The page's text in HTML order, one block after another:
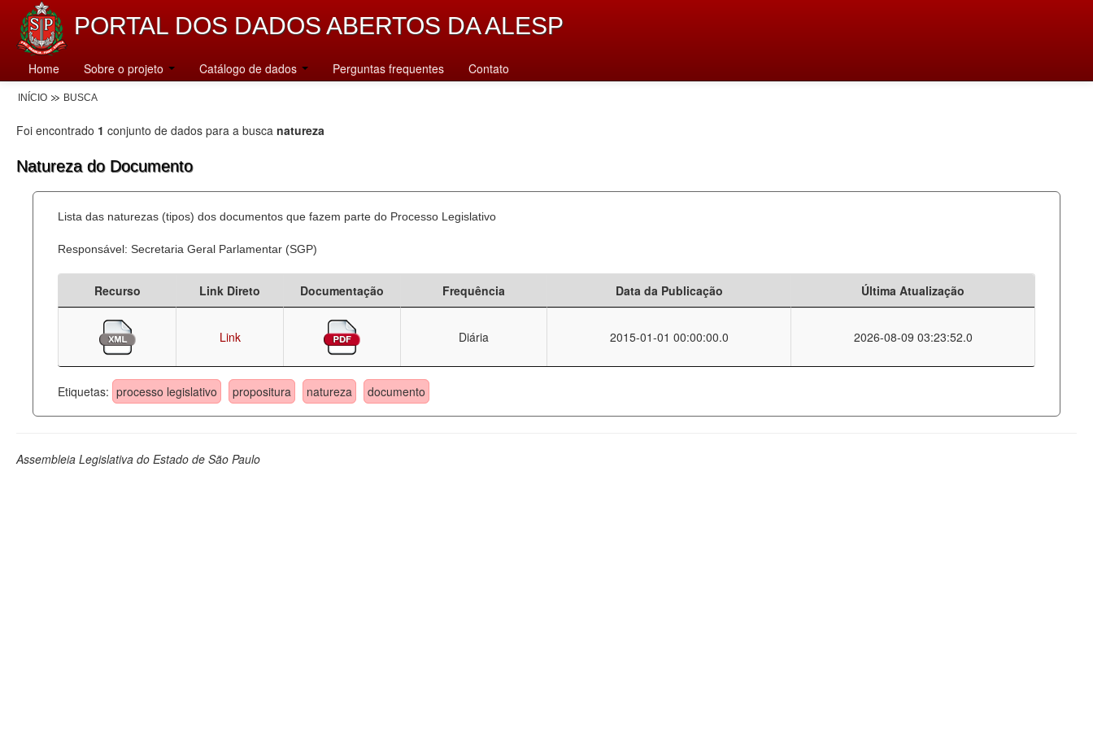
PORTAL DOS DADOS ABERTOS DA ALESP
Home Sobre o projeto Catálogo de dados Perguntas frequentes Contato
INÍCIO BUSCA
Foi encontrado 1 conjunto de dados para a busca natureza
Natureza do Documento
Lista das naturezas (tipos) dos documentos que fazem parte do Processo Legislativo
Responsável: Secretaria Geral Parlamentar (SGP)
Recurso Link Direto Documentação Frequência Data da Publicação Última Atualização
Link Diária 2015-01-01 00:00:00.0 2026-08-09 03:23:52.0
Etiquetas: processo legislativo propositura natureza documento
Assembleia Legislativa do Estado de São Paulo